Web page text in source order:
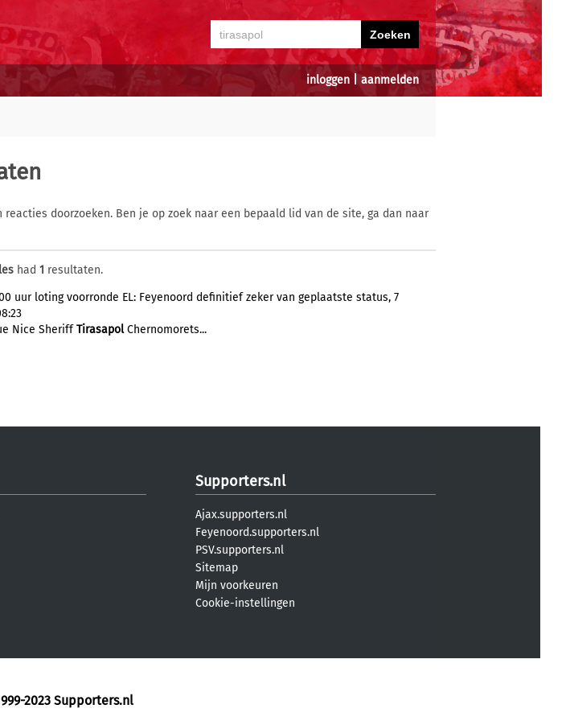
inloggen aanmelden
reacties doorzoeken. Ben je op zoek naar een bepaald lid van de site, ga dan naar
had 1 resultaten.
uur loting voorronde EL: Feyenoord definitief zeker van geplaatste status, 7
Nice SheriffTirasapolChernomorets...
Supporters.nl
Ajax.supporters.nl
Feyenoord.supporters.nl
PSV.supporters.nl
Sitemap
Mijn voorkeuren
Cookie-instellingen
2023 Supporters.nl